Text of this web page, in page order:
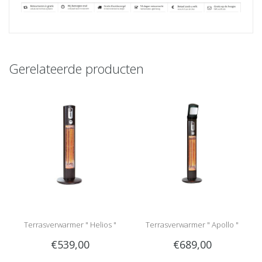
Gerelateerde producten
Terrasverwarmer " Helios "
€539,00
Terrasverwarmer " Apollo "
€689,00